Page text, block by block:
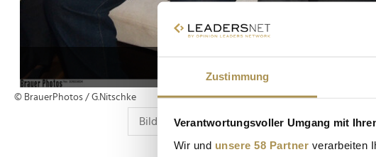
Zustimmung
Verantwortungsvoller Umgang mit
Wir und unsere 58 Partner verarbeiten
© BrauerPhotos / G.Nitschke